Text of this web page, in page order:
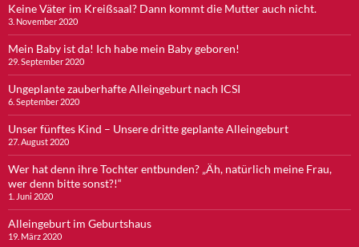
Keine Väter im Kreißsaal? Dann kommt die Mutter auch nicht.
3. November 2020
Mein Baby ist da! Ich habe mein Baby geboren!
29. September 2020
Ungeplante zauberhafte Alleingeburt nach ICSI
6. September 2020
Unser fünftes Kind – Unsere dritte geplante Alleingeburt
27. August 2020
Wer hat denn ihre Tochter entbunden? „Äh, natürlich meine Frau,
wer denn bitte sonst?!“
1. Juni 2020
Alleingeburt im Geburtshaus
19. März 2020